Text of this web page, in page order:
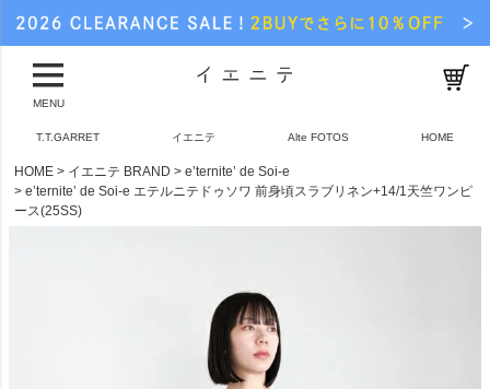
MENU
T.T.GARRET イエニテ Alte FOTOS HOME
HOME イエニテ BRAND
e’ternite’ de Soi-e
e’ternite’ de Soi-e エテルニテドゥソワ 前身頃スラブリネン+14/1天竺ワンピ
ース(25SS)